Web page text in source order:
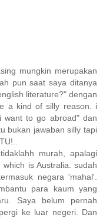
mungkin merupakan
pun saat saya ditanya
literature?" dengan
a kind of silly reason. i
want to go abroad" dan
bukan jawaban silly tapi
murah, apalagi
is Australia. sudah
negara 'mahal'.
para kaum yang
Saya belum pernah
ke luar negeri. Dan